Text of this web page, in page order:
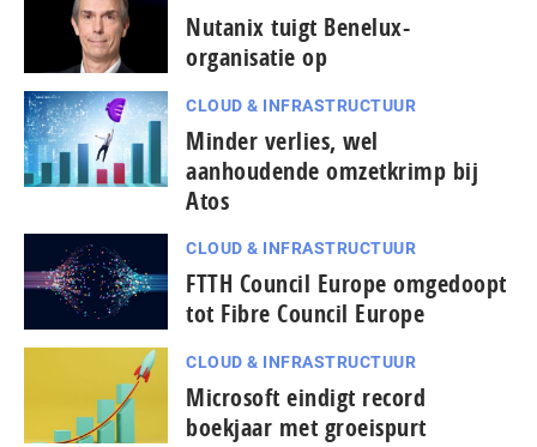
Nutanix tuigt Benelux-
organisatie op
CLOUD & INFRASTRUCTUUR
Minder verlies, wel
aanhoudende omzetkrimp bij
Atos
CLOUD & INFRASTRUCTUUR
FTTH Council Europe omgedoopt
tot Fibre Council Europe
CLOUD & INFRASTRUCTUUR
Microsoft eindigt record
boekjaar met groeispurt